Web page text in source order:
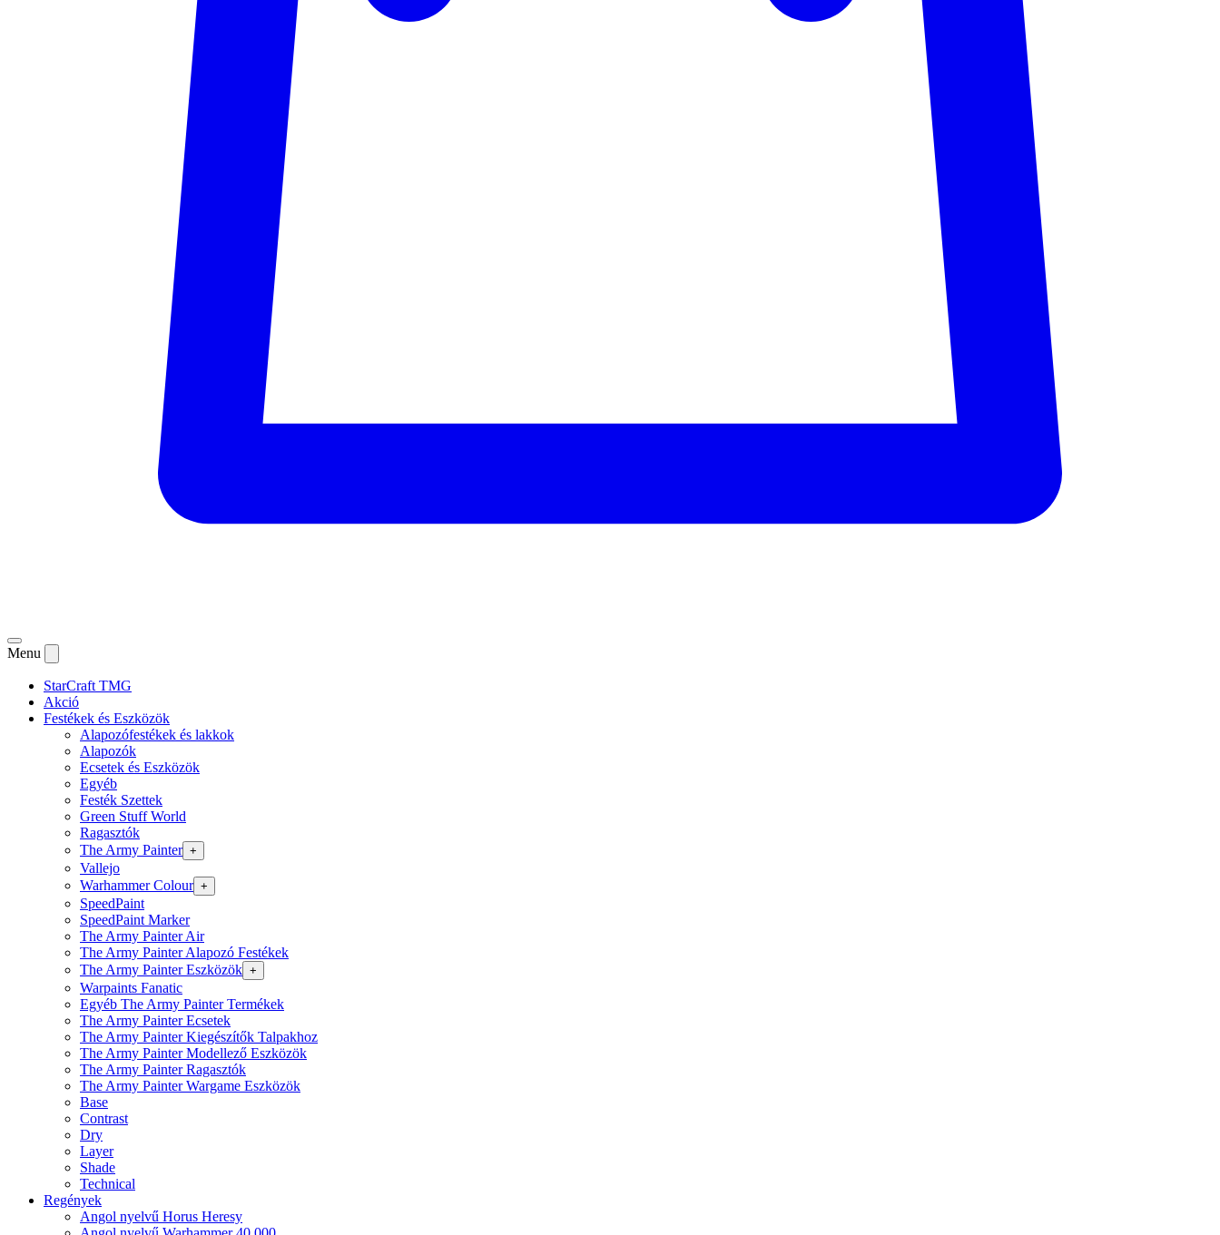
Menu
StarCraft TMG
Akció
Festékek és Eszközök
Alapozófestékek és lakkok
Alapozók
Ecsetek és Eszközök
Egyéb
Festék Szettek
Green Stuff World
Ragasztók
The Army Painter +
Vallejo
Warhammer Colour +
SpeedPaint
SpeedPaint Marker
The Army Painter Air
The Army Painter Alapozó Festékek
The Army Painter Eszközök +
Warpaints Fanatic
Egyéb The Army Painter Termékek
The Army Painter Ecsetek
The Army Painter Kiegészítők Talpakhoz
The Army Painter Modellező Eszközök
The Army Painter Ragasztók
The Army Painter Wargame Eszközök
Base
Contrast
Dry
Layer
Shade
Technical
Regények
Angol nyelvű Horus Heresy